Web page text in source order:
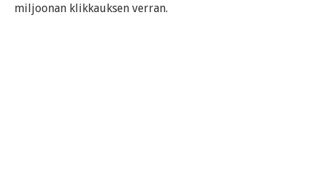
miljoonan klikkauksen verran.